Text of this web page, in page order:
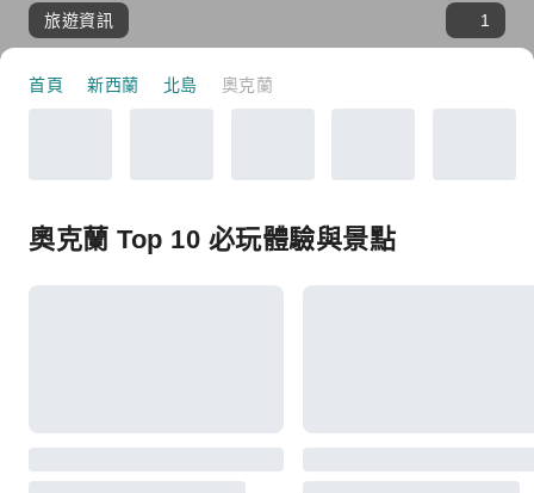
旅遊資訊 1
首頁 新西蘭 北島 奧克蘭
奧克蘭 Top 10 必玩體驗與景點